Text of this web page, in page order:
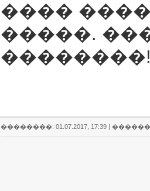
����
�����.
��������: 01.07.2017, 17:39 |